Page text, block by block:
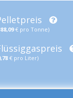
€ pro Tonne)
€ pro Liter)